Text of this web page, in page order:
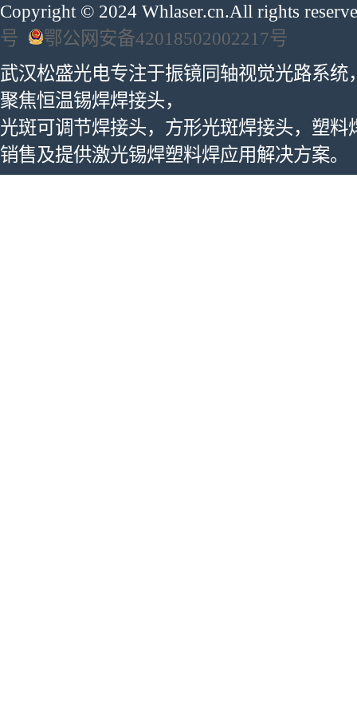
Copyright © 2024 Whlaser.cn.All rights
号
鄂公网安备42018502002217号
武汉松盛光电专注于振镜同轴视觉光路系统
聚焦恒温锡焊焊接头，
光斑可调节焊接头，方形光斑焊接头，塑料
销售及提供激光锡焊塑料焊应用解决方案。